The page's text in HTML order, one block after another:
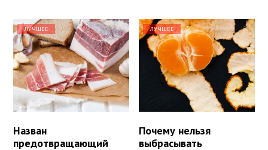
ЛУЧШЕЕ
Назван
предотвращающий
ЛУЧШЕЕ
Почему нельзя
выбрасывать